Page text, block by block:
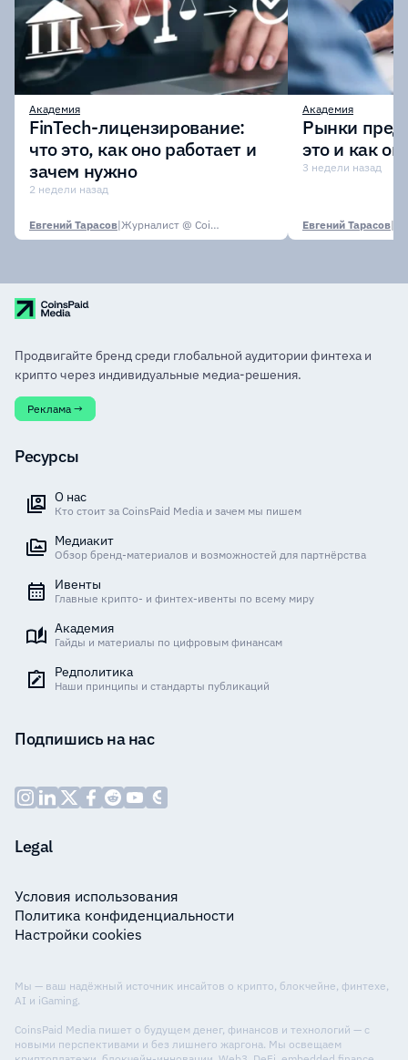
Академия
FinTech-лицензирование:
что это, как оно работает и
зачем нужно
2 недели назад
Евгений Тарасов| Журналист @ CoinsPaid Media
Академия
Рынки
это и как
3 недели назад
Евгений Тарасов|
Продвигайте бренд среди глобальной аудитории финтеха и
крипто через индивидуальные медиа-решения.
Реклама →
Ресурсы
О нас
Кто стоит за CoinsPaid Media и зачем мы пишем
Медиакит
Обзор бренд-материалов и возможностей для партнёрства
Ивенты
Главные крипто- и финтех-ивенты по всему миру
Академия
Гайды и материалы по цифровым финансам
Редполитика
Наши принципы и стандарты публикаций
Подпишись на нас
Legal
Условия использования
Политика конфиденциальности
Настройки cookies
Мы — ваш надёжный источник инсайтов о крипто, блокчейне, финтехе,
AI и iGaming.
CoinsPaid Media пишет о будущем денег, финансов и технологий — с
новыми перспективами и без лишнего жаргона. Мы освещаем